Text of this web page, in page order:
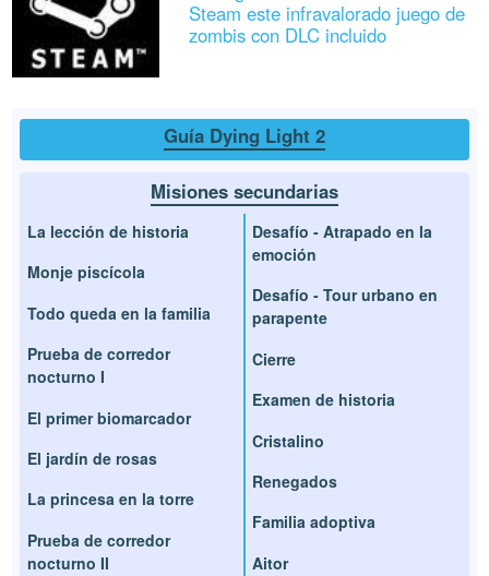
Steam este infravalorado juego de
zombis con DLC incluido
Guía Dying Light 2
Misiones secundarias
La lección de historia
Monje piscícola
Todo queda en la familia
Prueba de corredor
nocturno I
El primer biomarcador
El jardín de rosas
La princesa en la torre
Prueba de corredor
nocturno II
Desafío - Atrapado en la
emoción
Desafío - Tour urbano en
parapente
Cierre
Examen de historia
Cristalino
Renegados
Familia adoptiva
Aitor